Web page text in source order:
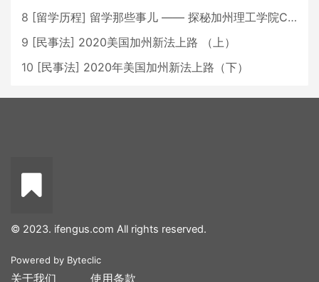
8 [留学历程] 留学那些事儿 —— 探秘加州理工学院Caltech博士生活 [上集]
9 [民事法] 2020美国加州新法上路 （上）
10 [民事法] 2020年美国加州新法上路（下）
© 2023. ifengus.com All rights reserved.
Powered by Byteclic
关于我们 使用条款